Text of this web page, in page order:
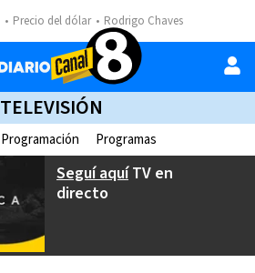
Precio del dólar Rodrigo Chaves
TELEVISIÓN
Programación Programas
Seguí aquíTV en
directo